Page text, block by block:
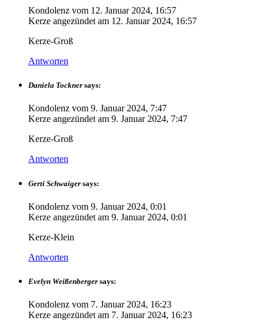
Kondolenz vom 12. Januar 2024, 16:57
Kerze angezündet am 12. Januar 2024, 16:57
Kerze-Groß
Antworten
Daniela Tockner says:
Kondolenz vom 9. Januar 2024, 7:47
Kerze angezündet am 9. Januar 2024, 7:47
Kerze-Groß
Antworten
Gerti Schwaiger says:
Kondolenz vom 9. Januar 2024, 0:01
Kerze angezündet am 9. Januar 2024, 0:01
Kerze-Klein
Antworten
Evelyn Weißenberger says:
Kondolenz vom 7. Januar 2024, 16:23
Kerze angezündet am 7. Januar 2024, 16:23